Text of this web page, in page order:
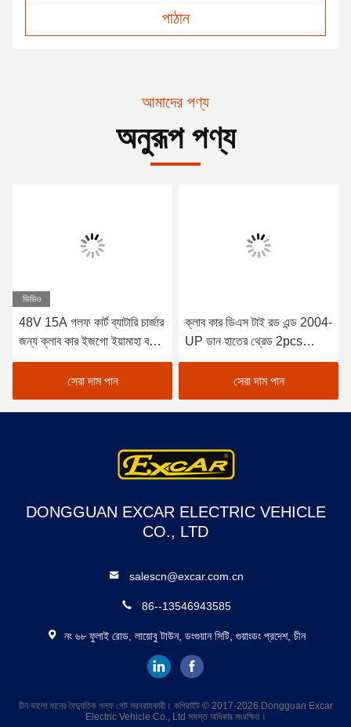
পাঠান
আমাদের পণ্য
অনুরূপ পণ্য
ভিডিও
48V 15A গলফ কার্ট ব্যাটারি চার্জার
জন্য ক্লাব কার ইজগো ইয়ামাহা বগি
ইউএস ব্যাটারি ট্রোজান ক্রাউন 48
ভোল্ট ব্যাটারি চার্জারসেরা দাম পান
ক্লাব কার ডিএস টাই রড এন্ড 2004-
UP ডান হাতের থ্রেড 2pcs
102022601 / 102288301
সেরা দাম পান
DONGGUAN EXCAR ELECTRIC VEHICLE
CO., LTD
salescn@excar.com.cn
86--13546943585
নং ৬৮ ফুলাই রোড, লায়োবু টাউন, ডংগুয়ান সিটি, গুয়াংডং প্রদেশ, চীন
চীন ভালো মানের বৈদ্যুতিক গল্ফ গেট সরবরাহকারী। কপিরাইট © 2017-2026 Dongguan Excar
Electric Vehicle Co., Ltd সমস্ত অধিকার সংরক্ষিত।